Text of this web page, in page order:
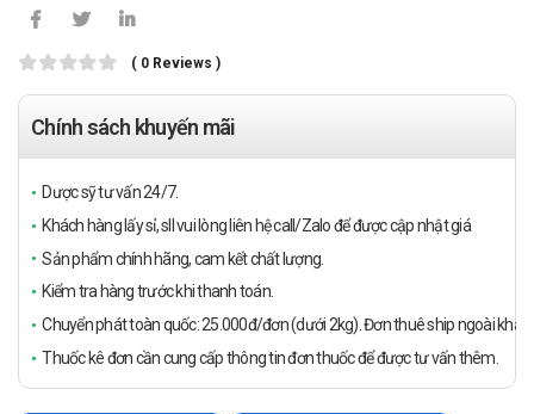
( 0 Reviews )
Chính sách khuyến mãi
Dược sỹ tư vấn 24/7.
Khách hàng lấy sỉ, sll vui lòng liên hệ call/Zalo để được cập nhật giá
Sản phẩm chính hãng, cam kết chất lượng.
Kiểm tra hàng trước khi thanh toán.
Chuyển phát toàn quốc: 25.000đ/đơn (dưới 2kg). Đơn thuê ship ngoài
Thuốc kê đơn cần cung cấp thông tin đơn thuốc để được tư vấn thêm.